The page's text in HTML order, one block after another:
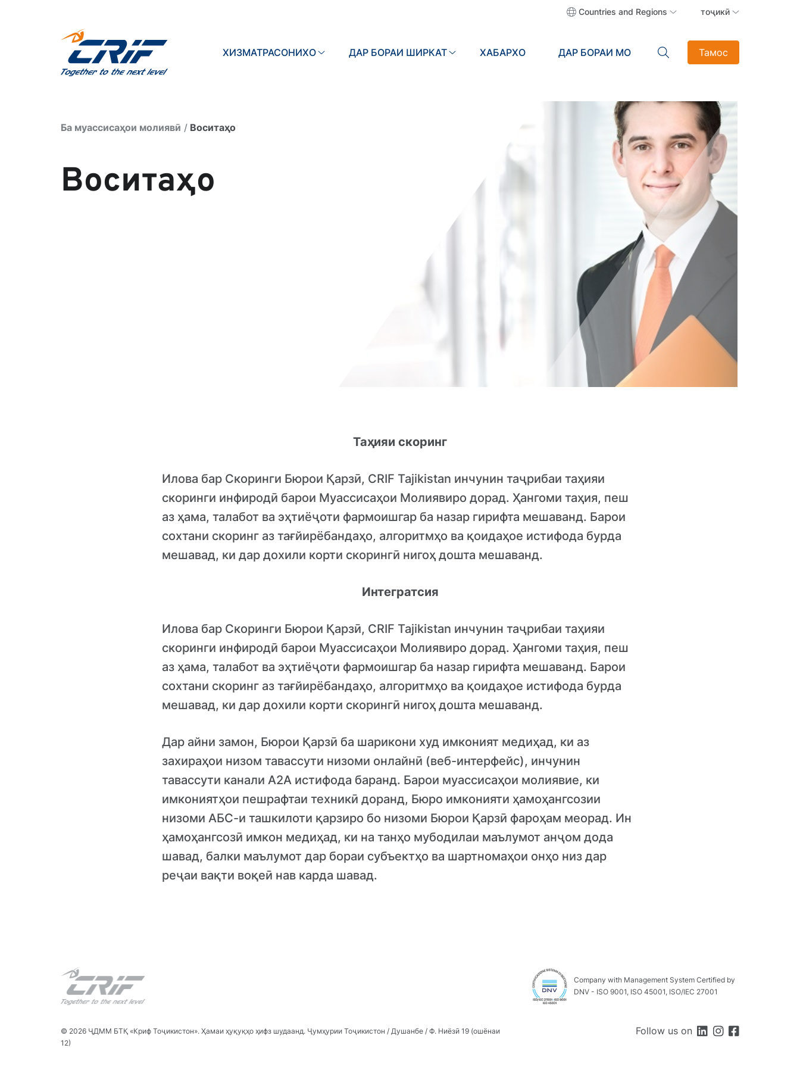
Countries and Regions тоҷикӣ
ХИЗМАТРАСОНИХО ДАР БОРАИ ШИРКАТ ХАБАРХО ДАР БОРАИ МО
Search Тамос
Ба муассисаҳои молиявӣ Воситаҳо
Воситаҳо
Таҳияи скоринг
Илова бар Скоринги Бюрои Қарзӣ, CRIF Tajikistan инчунин таҷрибаи таҳияи
скоринги инфиродӣ барои Муассисаҳои Молиявиро дорад. Ҳангоми таҳия, пеш
аз ҳама, талабот ва эҳтиёҷоти фармоишгар ба назар гирифта мешаванд. Барои
сохтани скоринг аз тағйирёбандаҳо, алгоритмҳо ва қоидаҳое истифода бурда
мешавад, ки дар дохили корти скорингӣ нигоҳ дошта мешаванд.
Интегратсия
Илова бар Скоринги Бюрои Қарзӣ, CRIF Tajikistan инчунин таҷрибаи таҳияи
скоринги инфиродӣ барои Муассисаҳои Молиявиро дорад. Ҳангоми таҳия, пеш
аз ҳама, талабот ва эҳтиёҷоти фармоишгар ба назар гирифта мешаванд. Барои
сохтани скоринг аз тағйирёбандаҳо, алгоритмҳо ва қоидаҳое истифода бурда
мешавад, ки дар дохили корти скорингӣ нигоҳ дошта мешаванд.
Дар айни замон, Бюрои Қарзӣ ба шарикони худ имконият медиҳад, ки аз
захираҳои низом тавассути низоми онлайнӣ (веб-интерфейс), инчунин
тавассути канали A2A истифода баранд. Барои муассисаҳои молиявие, ки
имкониятҳои пешрафтаи техникӣ доранд, Бюро имконияти ҳамоҳангсозии
низоми АБС-и ташкилоти қарзиро бо низоми Бюрои Қарзӣ фароҳам меорад. Ин
ҳамоҳангсозӣ имкон медиҳад, ки на танҳо мубодилаи маълумот анҷом дода
шавад, балки маълумот дар бораи субъектҳо ва шартномаҳои онҳо низ дар
реҷаи вақти воқеӣ нав карда шавад.
Company with Management System Certified by
DNV - ISO 9001, ISO 45001, ISO/IEC 27001
© 2026 ҶДММ БТҚ «Криф Тоҷикистон». Ҳамаи ҳуқуқҳо ҳифз шудаанд. Ҷумҳурии Тоҷикистон / Душанбе / Ф. Ниёзӣ 19 (ошёнаи
12)
Follow us on